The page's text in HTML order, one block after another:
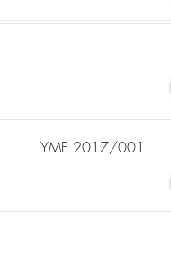
YME 2017/001